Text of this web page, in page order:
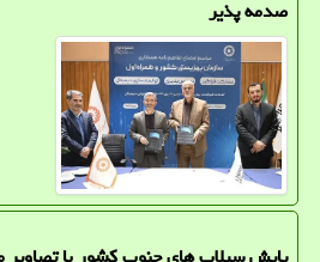
صدمه پذیر